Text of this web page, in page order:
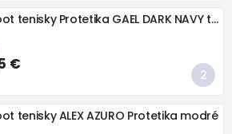
Chlapčenské barefoot tenisky Protetika GAEL DARK NAVY tmavomodré
€
tenisky ALEX AZURO Protetika modré